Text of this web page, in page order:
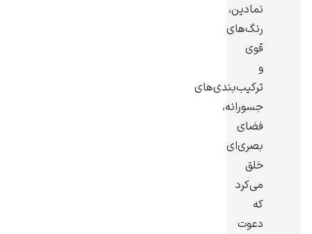
ادوارد هاپر
نمادین،
رنگ‌های
قوی
و
ترکیب‌بندی‌های
جسورانه،
فضای
بصری‌ای
خلق
می‌کرد
که
دعوت